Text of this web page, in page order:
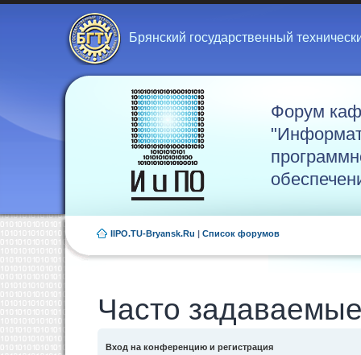
Брянский государственный
Форум
IIPO.TU-Bryansk.Ru | Список форумов
Часто
Вход на конференцию и регистрация